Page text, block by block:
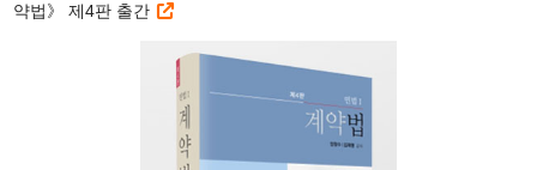
약법》 제4판 출간